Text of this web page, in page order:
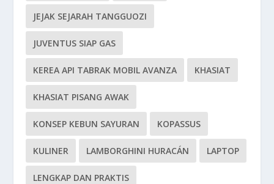
JEJAK SEJARAH TANGGUOZI
JUVENTUS SIAP GAS
KEREA API TABRAK MOBIL AVANZA KHASIAT
KHASIAT PISANG AWAK
KONSEP KEBUN SAYURAN KOPASSUS
KULINER LAMBORGHINI HURACÁN LAPTOP
LENGKAP DAN PRAKTIS